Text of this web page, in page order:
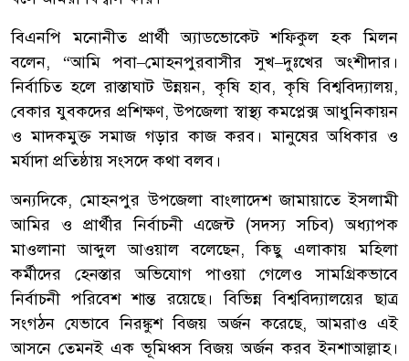
বিএনপি মনোনীত প্রার্থী অ্যাডভোকেট শফিকুল হক মিলন
বলেন, “আমি পবা–মোহনপুরবাসীর সুখ–দুঃখের অংশীদার।
নির্বাচিত হলে রাস্তাঘাট উন্নয়ন, কৃষি হাব, কৃষি বিশ্ববিদ্যালয়,
বেকার যুবকদের প্রশিক্ষণ, উপজেলা স্বাস্থ্য কমপ্লেক্স আধুনিকায়ন
ও মাদকমুক্ত সমাজ গড়ার কাজ করব। মানুষের অধিকার ও
মর্যাদা প্রতিষ্ঠায় সংসদে কথা বলব।
অন্যদিকে, মোহনপুর উপজেলা বাংলাদেশ জামায়াতে ইসলামী
আমির ও প্রার্থীর নির্বাচনী এজেন্ট (সদস্য সচিব) অধ্যাপক
মাওলানা আব্দুল আওয়াল বলেছেন, কিছু এলাকায় মহিলা
কর্মীদের হেনস্তার অভিযোগ পাওয়া গেলেও সামগ্রিকভাবে
নির্বাচনী পরিবেশ শান্ত রয়েছে। বিভিন্ন বিশ্ববিদ্যালয়ের ছাত্র
সংগঠন যেভাবে নিরঙ্কুশ বিজয় অর্জন করেছে, আমরাও এই
আসনে তেমনই এক ভূমিধ্বস বিজয় অর্জন করব ইনশাআল্লাহ।